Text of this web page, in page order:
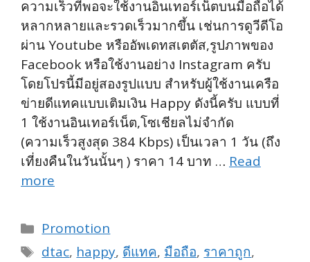
ความเร็วที่พอจะใช้งานอินเทอร์เน็ตบนมือถือได้
หลากหลายและรวดเร็วมากขึ้น เช่นการดูวีดีโอ
ผ่าน Youtube หรืออัพเดทสเตตัส,รูปภาพของ
Facebook หรือใช้งานอย่าง Instagram ครับ
โดยโปรนี้มีอยู่สองรูปแบบ สำหรับผู้ใช้งานเครือ
ข่ายดีแทคแบบเติมเงิน Happy ดังนี้ครับ แบบที่
1 ใช้งานอินเทอร์เน็ต,โซเชียลไม่จำกัด
(ความเร็วสูงสุด 384 Kbps) เป็นเวลา 1 วัน (ถึง
เที่ยงคืนในวันนั้นๆ ) ราคา 14 บาท … Read
more
Categories
Promotion
Tags
dtac, happy, ดีแทค, มือถือ, ราคาถูก,